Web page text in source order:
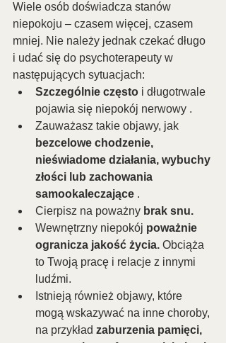
Wiele osób doświadcza stanów
niepokoju – czasem więcej, czasem
mniej. Nie należy jednak czekać długo
i udać się do psychoterapeuty w
następujących sytuacjach:
Szczególnie często i długotrwale
pojawia się niepokój nerwowy .
Zauważasz takie objawy, jak
bezcelowe chodzenie,
nieświadome działania, wybuchy
złości lub zachowania
samookaleczające .
Cierpisz na poważny brak snu.
Wewnętrzny niepokój poważnie
ogranicza jakość życia. Obciąża
to Twoją pracę i relacje z innymi
ludźmi.
Istnieją również objawy, które
mogą wskazywać na inne choroby,
na przykład zaburzenia pamięci,